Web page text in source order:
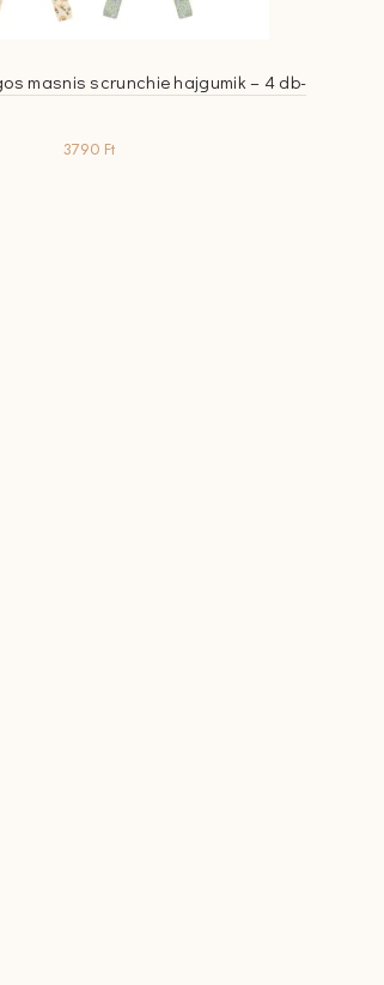
masnis scrunchie hajgumik – 4 db-
3790 Ft